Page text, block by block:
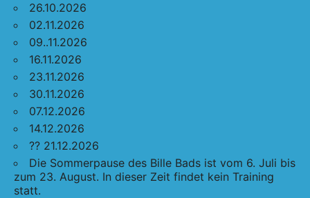
26.10.2026
02.11.2026
09..11.2026
16.11.2026
23.11.2026
30.11.2026
07.12.2026
14.12.2026
?? 21.12.2026
Die Sommerpause des Bille Bads ist vom 6. Juli bis
zum 23. August. In dieser Zeit findet kein Training
statt.